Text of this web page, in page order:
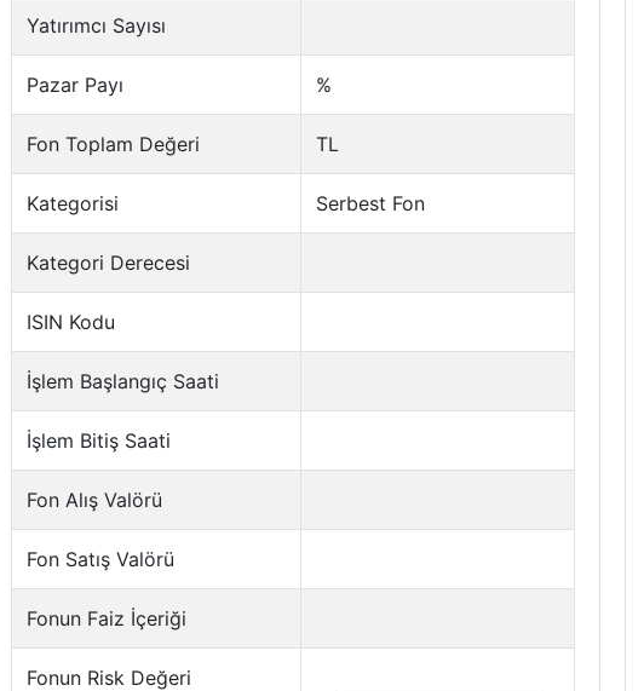
Yatırımcı Sayısı
Pazar Payı %
Fon Toplam Değeri TL
Kategorisi Serbest Fon
Kategori Derecesi
ISIN Kodu
İşlem Başlangıç Saati
İşlem Bitiş Saati
Fon Alış Valörü
Fon Satış Valörü
Fonun Faiz İçeriği
Fonun Risk Değeri